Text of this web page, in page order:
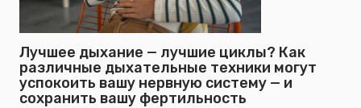
Лучшее дыхание — лучшие циклы? Как
различные дыхательные техники могут
успокоить вашу нервную систему — и
сохранить вашу фертильность